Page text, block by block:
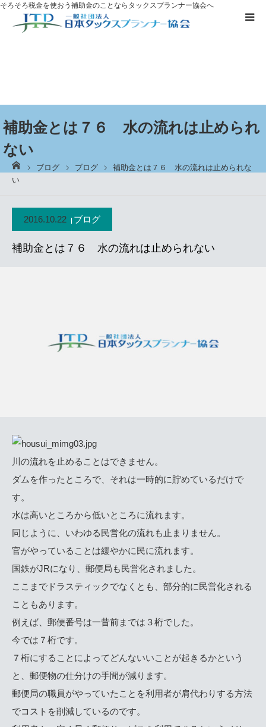
そろそろ税金を使おう 補助金のことならタックスプランナー協会へ
補助金とは７６ 水の流れは止められ
ない
ブログ ブログ
補助金とは７６ 水の流れは止められな
い
2016.10.22 ブログ
補助金とは７６ 水の流れは止められない
川の流れを止めることはできません。
ダムを作ったところで、それは一時的に貯めているだけで
す。
水は高いところから低いところに流れます。
同じように、いわゆる民営化の流れも止まりません。
官がやっていることは緩やかに民に流れます。
国鉄がJRになり、郵便局も民営化されました。
ここまでドラスティックでなくとも、部分的に民営化される
こともあります。
例えば、郵便番号は一昔前までは３桁でした。
今では７桁です。
７桁にすることによってどんないいことが起きるかという
と、郵便物の仕分けの手間が減ります。
郵便局の職員がやっていたことを利用者が肩代わりする方法
でコストを削減しているのです。
ブログ
タックスプランナーについて知る
個別相談